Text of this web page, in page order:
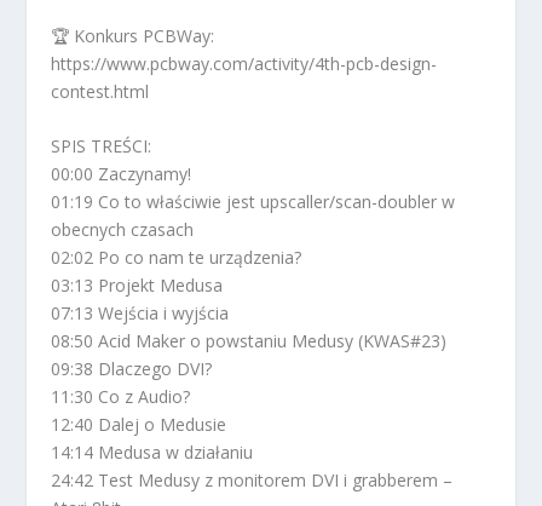
🏆 Konkurs PCBWay:
https://www.pcbway.com/activity/4th-pcb-design-
contest.html
SPIS TREŚCI:
00:00 Zaczynamy!
01:19 Co to właściwie jest upscaller/scan-doubler w
obecnych czasach
02:02 Po co nam te urządzenia?
03:13 Projekt Medusa
07:13 Wejścia i wyjścia
08:50 Acid Maker o powstaniu Medusy (KWAS#23)
09:38 Dlaczego DVI?
11:30 Co z Audio?
12:40 Dalej o Medusie
14:14 Medusa w działaniu
24:42 Test Medusy z monitorem DVI i grabberem –